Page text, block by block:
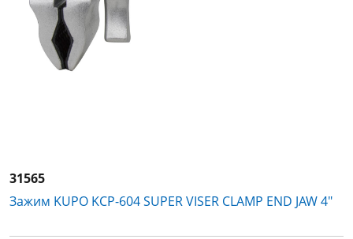
31565
Зажим KUPO KCP-604 SUPER VISER CLAMP END JAW 4"